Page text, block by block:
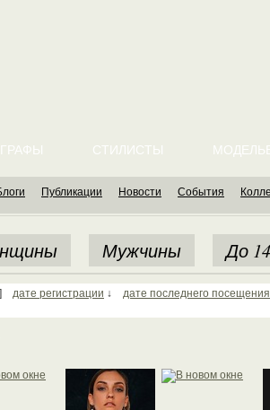
СТИЛИСТЫ
Публикации Новости События
Мужчины До
] дате регистрации ↓ дате последнего посещения